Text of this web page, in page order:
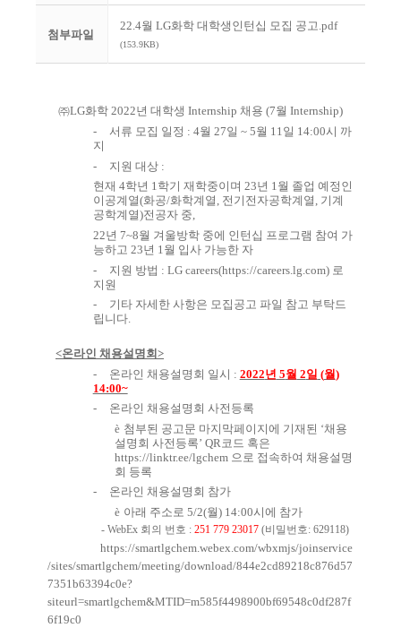
첨부파일
22.4월 LG화학 대학생인턴십 모집 공고.pdf
(153.9KB)
㈜LG화학2022년 대학생 Internship 채용 (7월 Internship)
-
서류 모집 일정 : 4월 27일 ~ 5월 11 일 14:00시 까
지
-
지원 대상:
현재 4학년 1학기 재학중이며 23년 1월 졸업 예정인
이공계열(화공/화학계열 , 전기전자공학계열 , 기계
공학계열)전공자 중,
22년 7~8월 겨울방학 중에 인턴십 프로그램 참여 가
능하고 23년 1 월 입사 가능한 자
-
지원 방법 : LG careers(https://careers.lg.com) 로
지원
-
기타 자세한 사항은 모집공고 파일 참고 부탁드
립니다.
<온라인 채용설명회 >
-
온라인 채용설명회 일시 : 2022년 5월 2일 (월)
14:00~
-
온라인 채용설명회 사전등록
è 첨부된 공고문 마지막페이지에 기재된 ‘채용
설명회 사전등록’ QR 코드 혹은
https://linktr.ee/lgchem 으로 접속하여 채용설명
회 등록
-
온라인 채용설명회 참가
è 아래 주소로 5/2(월) 14:00시에 참가
- WebEx 회의 번호 : 251 779 23017 (비밀번호: 629118)
https://smartlgchem.webex.com/wbxmjs/joinservice
/sites/smartlgchem/meeting/download/844e2cd89218c876d57
7351b63394c0e?
siteurl=smartlgchem&MTID=m585f4498900bf69548c0df287f
6f19c0